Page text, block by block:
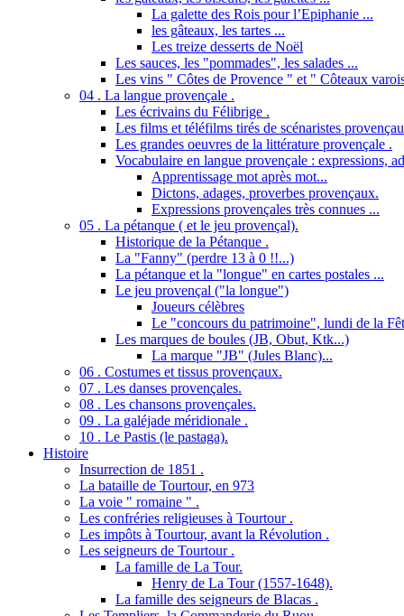
La galette des Rois pour l’Epiphanie ...
les gâteaux, les tartes ...
Les treize desserts de Noël
Les sauces, les "pommades", les salades ...
Les vins " Côtes de Provence " et " Côteaux
04 . La langue provençale .
Les écrivains du Félibrige .
Les films et téléfilms tirés de scénaristes
Les grandes oeuvres de la littérature provençale .
Vocabulaire en langue provençale : expressions,
Apprentissage mot après mot...
Dictons, adages, proverbes provençaux.
Expressions provençales très connues ...
05 . La pétanque ( et le jeu provençal).
Historique de la Pétanque .
La "Fanny" (perdre 13 à 0 !!...)
La pétanque et la "longue" en cartes postales ...
Le jeu provençal ("la longue")
Joueurs célèbres
Le "concours du patrimoine", lundi de la
Les marques de boules (JB, Obut, Ktk...)
La marque "JB" (Jules Blanc)...
06 . Costumes et tissus provençaux.
07 . Les danses provençales.
08 . Les chansons provençales.
09 . La galéjade méridionale .
10 . Le Pastis (le pastaga).
Histoire
Insurrection de 1851 .
La bataille de Tourtour, en 973
La voie " romaine " .
Les confréries religieuses à Tourtour .
Les impôts à Tourtour, avant la Révolution .
Les seigneurs de Tourtour .
La famille de La Tour.
Henry de La Tour (1557-1648).
La famille des seigneurs de Blacas .